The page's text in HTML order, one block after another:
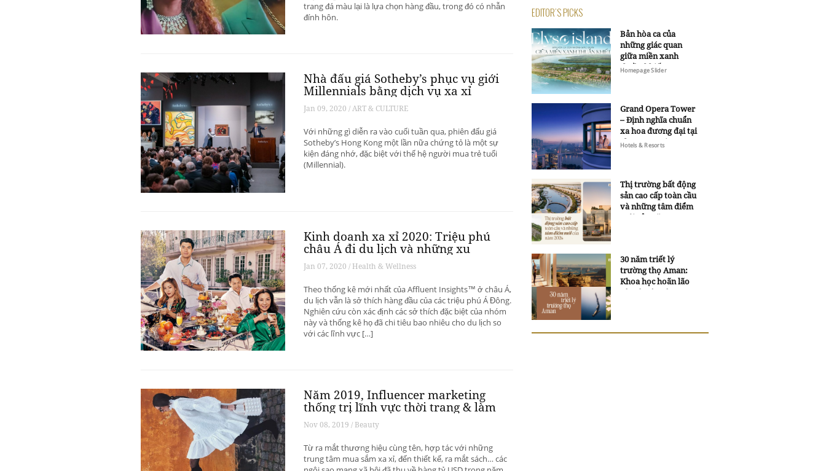
trang đá màu lại là lựa chọn hàng đầu, trong đó có nhẫn
đính hôn.
Nhà đấu giá Sotheby’s phục vụ giới
Millennials bằng dịch vụ xa xỉ
Jan 09, 2020 / ART & CULTURE
Với những gì diễn ra vào cuối tuần qua, phiên đấu giá
Sotheby’s Hong Kong một lần nữa chứng tỏ là một sự
kiện đáng nhớ, đặc biệt với thế hệ người mua trẻ tuổi
(Millennial).
Kinh doanh xa xỉ 2020: Triệu phú
châu Á đi du lịch và những xu
hướng có thể thay đổi ngành du
lịch thượng lưu
Jan 07, 2020 / Health & Wellness
Theo thống kê mới nhất của Affluent Insights™ ở châu Á,
du lịch vẫn là sở thích hàng đầu của các triệu phú Á Đông.
Nghiên cứu còn xác định các sở thích đặc biệt của nhóm
này và thống kê họ đã chi tiêu bao nhiêu cho du lịch so
với các lĩnh vực […]
Năm 2019, Influencer marketing
thống trị lĩnh vực thời trang & làm
đẹp
Nov 08, 2019 / Beauty
Từ ra mắt thương hiệu cùng tên, hợp tác với những
trung tâm mua sắm xa xỉ, đến thiết kế, ra mắt sách… các
EDITOR'S PICKS
Bản hòa ca của
những giác quan
giữa miền xanh
thuần khiết
Homepage Slider
Grand Opera Tower
– Định nghĩa chuẩn
xa hoa đương đại tại
Sheraton Saigon
Hotels & Resorts
Thị trường bất động
sản cao cấp toàn cầu
và những tâm điểm
mới của năm 2026
30 năm triết lý
trường thọ Aman:
Khoa học hoãn lão
và trí tuệ ngàn xưa